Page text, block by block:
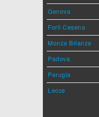
Genova
Forlì Cesena
Monza Brianza
Padova
Perugia
Lecce